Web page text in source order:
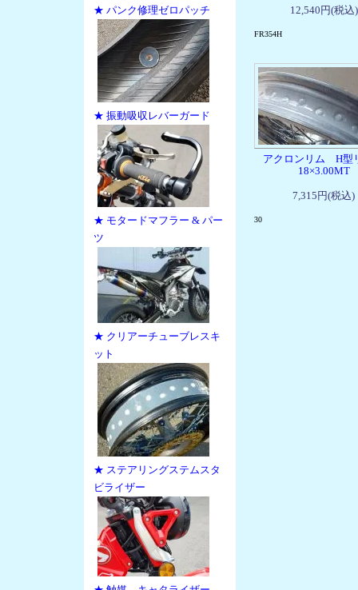
★ パンク修理ゼロパッチ
★ 振動吸収レバーガード
★ モタードマフラー & パー
ツ
★ クリアーチューブレスキ
ット
★ ステアリングステムスタ
ビライザー
12,540円(税込)
FR354H
アクロンリム H
18×3.00MT
7,315円(税込)
30